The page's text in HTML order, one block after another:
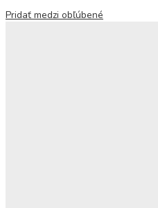
Pridať medzi obľúbené